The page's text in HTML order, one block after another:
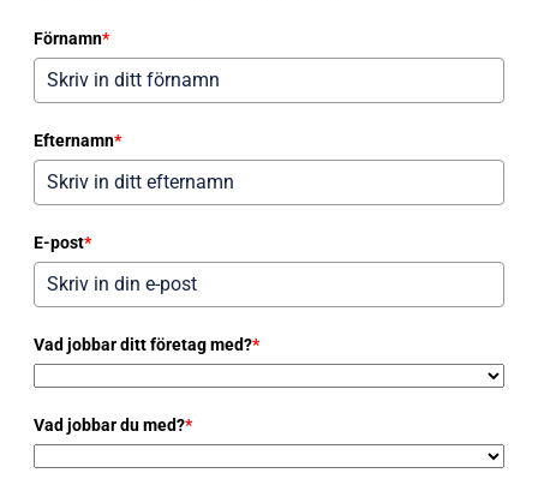
Förnamn*
Efternamn*
E-post*
Vad jobbar ditt företag med?*
Vad jobbar du med?*